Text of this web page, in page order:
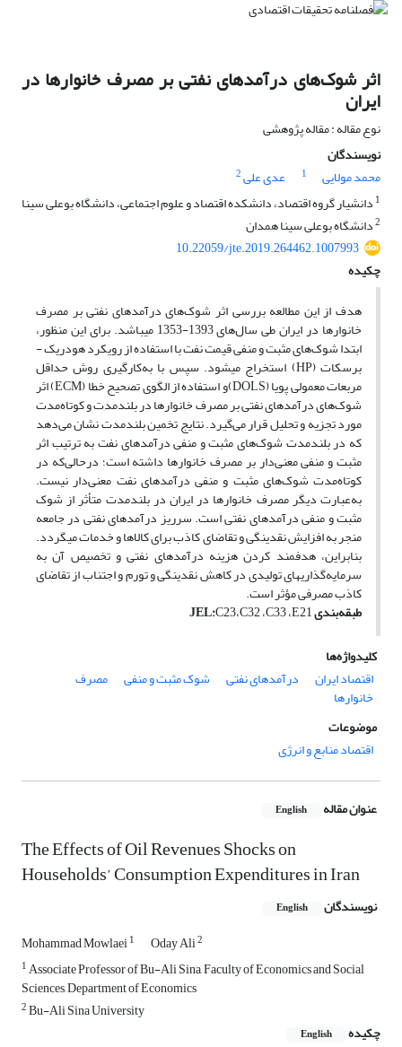
اثر شوک‌های درآمدهای نفتی بر مصرف خانوارها در
ایران
نوع مقاله : مقاله پژوهشی
نویسندگان
محمد مولایی
1 عدی علی2
1 دانشیار گروه اقتصاد، دانشکده اقتصاد و علوم اجتماعی، دانشگاه بوعلی سینا
2دانشگاه بوعلی سینا همدان
10.22059/jte.2019.264462.1007993
چکیده
هدف از این مطالعه بررسی اثر شو‌ک‌های درآمدهای نفتی بر مصرف
خانوارها در ایران طی سال‌های 1393-1353 می­باشد. برای این منظور،
ابتدا شوک‌های مثبت و منفی قیمت نفت با استفاده از رویکرد هودریک -
برسکات (HP) استخراج می­شود. سپس با به‌کارگیری روش حداقل
مربعات معمولی پویا (DOLS)و استفاده از الگوی تصحیح خطا (ECM) اثر
شوک‌های درآمدهای نفتی بر مصرف خانوارها در بلندمدت و کوتاه‌مدت
مورد تجزیه و تحلیل قرار می‌گیرد. نتایج تخمین بلندمدت نشان می‌دهد
که در بلندمدت شوک‌های مثبت و منفی درآمدهای نفت به ترتیب اثر
مثبت و منفی معنی‌دار بر مصرف خانوارها داشته است­­؛ درحالی‌که در
کوتاه‌مدت شوک‌های مثبت و منفی درآمدهای نفت معنی‌دار نیست.
به‌عبارت دیگر مصرف خانوارها در ایران در بلندمدت متأثر از شوک
مثبت و منفی درآمدهای نفتی است. سرریز درآمدهای نفتی در جامعه
منجر به افزایش نقدینگی و تقاضای کاذب برای کالاها و خدمات می­گردد.
بنابراین، هدفمند کردن هزینه درآمد­های نفتی و تخصیص آن به
سرمایه‌گذاری­های تولیدی در کاهش نقدینگی و تورم و اجتناب از تقاضای
کاذب مصرفی مؤثر است.
طبقه‌بندی JEL:C23،C32 ،C33 ،E21
کلیدواژه‌ها
اقتصاد ایران
درآمدهای نفتی شوک‌ مثبت و منفی مصرف
خانوارها
موضوعات
اقتصاد منابع و انرژی
عنوان مقاله English
The Effects of Oil Revenues Shocks on
Households’ Consumption Expenditures in Iran
نویسندگان English
Mohammad Mowlaei1 Oday Ali2
1Associate Professor of Bu-Ali Sina, Faculty of Economics and Social
Sciences, Department of Economics
2Bu-Ali Sina University
چکیده
English